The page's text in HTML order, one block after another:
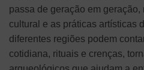
passa de geração em
cultural e as práticas artísticas
diferentes regiões podem
cotidiana, rituais e crenças,